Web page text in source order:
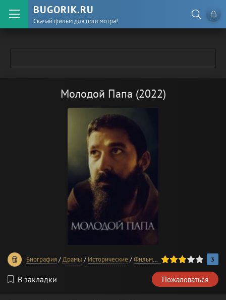
BUGORIK.RU
Скачай фильм для просмотра!
Молодой Папа (2022)
Биография/Драмы / Исторические /Фильмы 2022 года /В хорошем
60 1 2 3 4 5 3
В закладки Пожаловаться